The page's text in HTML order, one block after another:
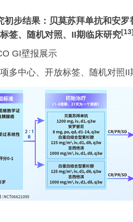
初步结果：贝莫苏拜单抗和安
签、随机对照、II期临床研究
GI壁报展示
多中心、开放标签、随机对照II